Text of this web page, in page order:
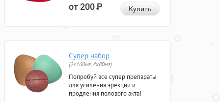
от 200Р Купить
Супер набор
(2х160мг, 4х80мг)
Попробуй все супер препараты
для усиления эрекции и
продления полового акта!